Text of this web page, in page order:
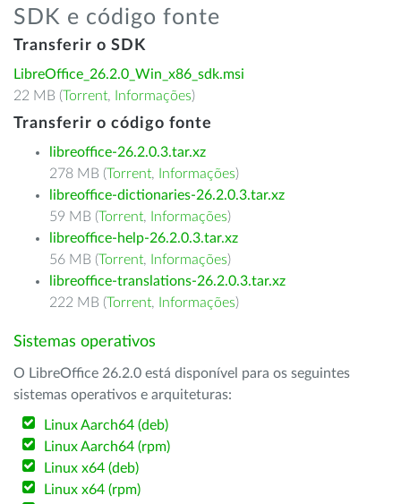
SDK e código fonte
Transferir o SDK
LibreOffice_26.2.0_Win_x86_sdk.msi
22 MB (Torrent, Informações)
Transferir o código fonte
libreoffice-26.2.0.3.tar.xz
278 MB (Torrent, Informações)
libreoffice-dictionaries-26.2.0.3.tar.xz
59 MB (Torrent, Informações)
libreoffice-help-26.2.0.3.tar.xz
56 MB (Torrent, Informações)
libreoffice-translations-26.2.0.3.tar.xz
222 MB (Torrent, Informações)
Sistemas operativos
O LibreOffice 26.2.0 está disponível para os seguintes
sistemas operativos e arquiteturas:
Linux Aarch64 (deb)
Linux Aarch64 (rpm)
Linux x64 (deb)
Linux x64 (rpm)